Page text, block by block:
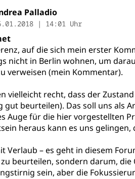
Palladio
| 14:01 Uhr
auf die sich mein erster
nicht in Berlin wohnen, um
verweisen (mein Kommentar).
vielleicht recht, dass der
gut beurteilen). Das soll uns als
Auge für die hier vorgestellten
heraus kann es uns
Verlaub – es geht in diesem
beurteilen, sondern darum,
sein, aber die